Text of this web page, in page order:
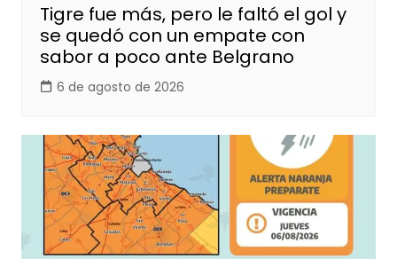
Tigre fue más, pero le faltó el gol y
se quedó con un empate con
sabor a poco ante Belgrano
6 de agosto de 2026